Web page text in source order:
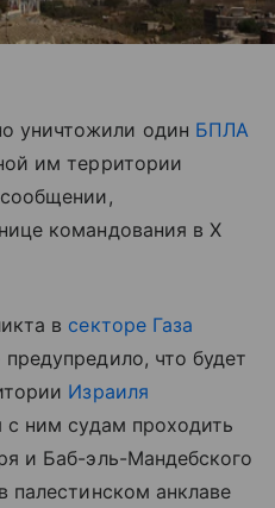
уничтожили один БПЛА
им территории
командования в X
в секторе Газа
что будет
Израиля
с ним судам проходить
и Баб-эль-Мандебского
палестинском анклаве